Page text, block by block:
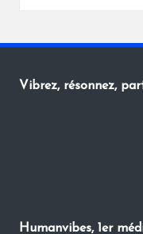
Vibrez, résonnez,
Humanvibes, 1er